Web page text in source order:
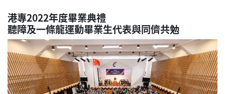
港專2022年度畢業典禮
聽障及一條龍運動畢業生代表與同儕共勉